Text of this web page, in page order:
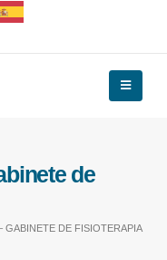
de
GABINETE DE FISIOTERAPIA